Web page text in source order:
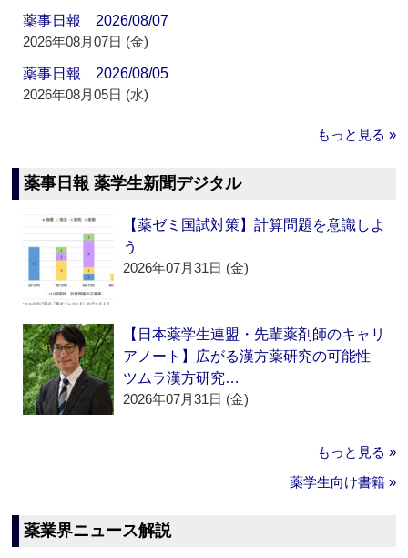
薬事日報 2026/08/07
2026年08月07日 (金)
薬事日報 2026/08/05
2026年08月05日 (水)
もっと見る »
薬事日報 薬学生新聞デジタル
【薬ゼミ国試対策】計算問題を意識しよ
う
2026年07月31日 (金)
【日本薬学生連盟・先輩薬剤師のキャリ
アノート】広がる漢方薬研究の可能性
ツムラ漢方研究…
2026年07月31日 (金)
もっと見る »
薬学生向け書籍 »
薬業界ニュース解説